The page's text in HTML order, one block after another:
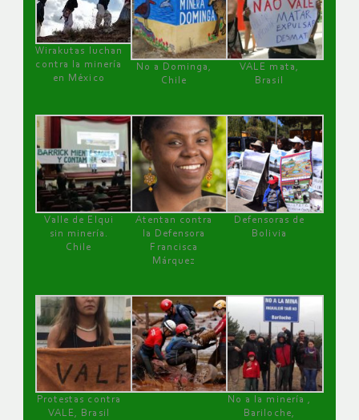
Wirakutas luchan
contra la minería
en México
No a Dominga,
Chile
VALE mata,
Brasil
Valle de Elqui
sin minería.
Chile
Atentan contra
la Defensora
Francisca
Márquez
Defensoras de
Bolivia
Protestas contra
VALE, Brasil
No a la minería ,
Bariloche,